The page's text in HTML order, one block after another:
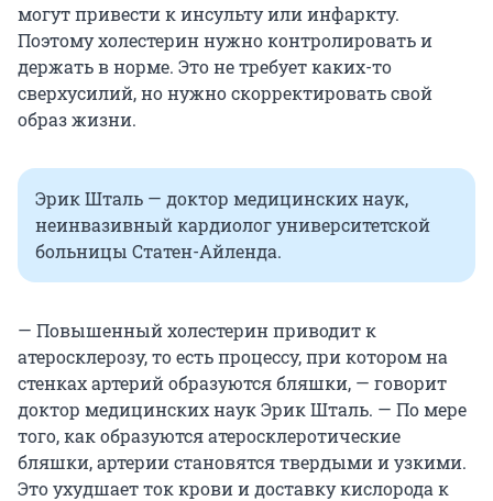
могут привести к инсульту или инфаркту.
Поэтому холестерин нужно контролировать и
держать в норме. Это не требует каких-то
сверхусилий, но нужно скорректировать свой
образ жизни.
Эрик Шталь — доктор медицинских наук,
неинвазивный кардиолог университетской
больницы Статен-Айленда.
— Повышенный холестерин приводит к
атеросклерозу, то есть процессу, при котором на
стенках артерий образуются бляшки, — говорит
доктор медицинских наук Эрик Шталь. — По мере
того, как образуются атеросклеротические
бляшки, артерии становятся твердыми и узкими.
Это ухудшает ток крови и доставку кислорода к